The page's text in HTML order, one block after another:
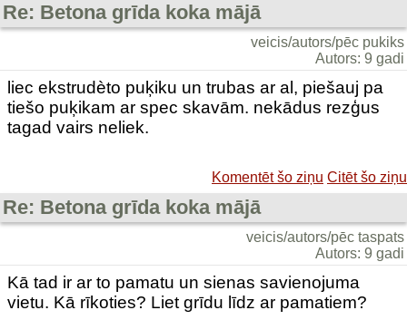
Re: Betona grīda koka mājā
veicis/autors/pēc pukiks
Autors: 9 gadi
liec ekstrudèto puķiku un trubas ar al, piešauj pa
tiešo puķikam ar spec skavām. nekādus rezģus
tagad vairs neliek.
Komentēt šo ziņu Citēt šo ziņu
Re: Betona grīda koka mājā
veicis/autors/pēc taspats
Autors: 9 gadi
Kā tad ir ar to pamatu un sienas savienojuma
vietu. Kā rīkoties? Liet grīdu līdz ar pamatiem?